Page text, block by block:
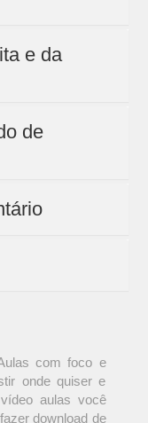
e da
de
com foco e
onde quiser e
aulas você
download de